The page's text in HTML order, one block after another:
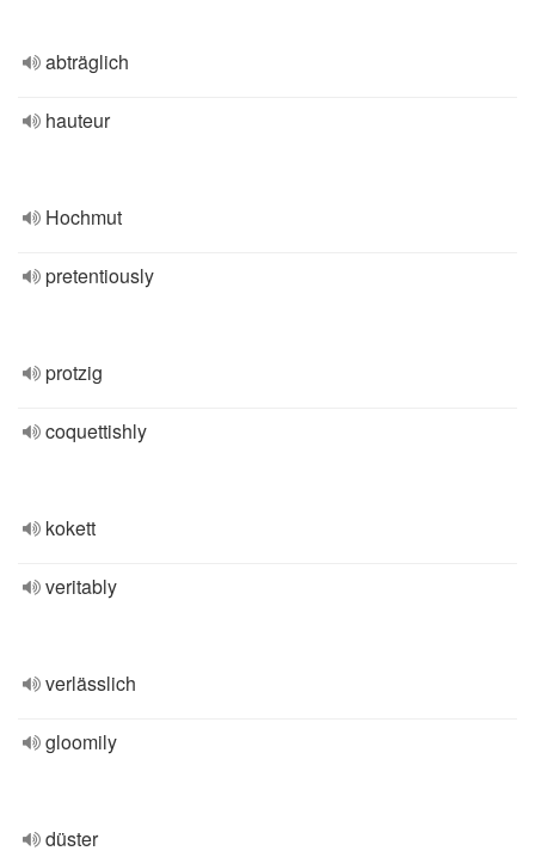
abträglich
hauteur
Hochmut
pretentiously
protzig
coquettishly
kokett
veritably
verlässlich
gloomily
düster